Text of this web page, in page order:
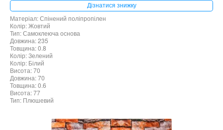
Дізнатися знижку
Матеріал: Спінений поліпропілен
Колір: Жовтий
Тип: Самоклеюча основа
Довжина: 235
Товщина: 0.8
Колір: Зелений
Колір: Білий
Висота: 70
Довжина: 70
Товщина: 0.6
Висота: 77
Тип: Плюшевий